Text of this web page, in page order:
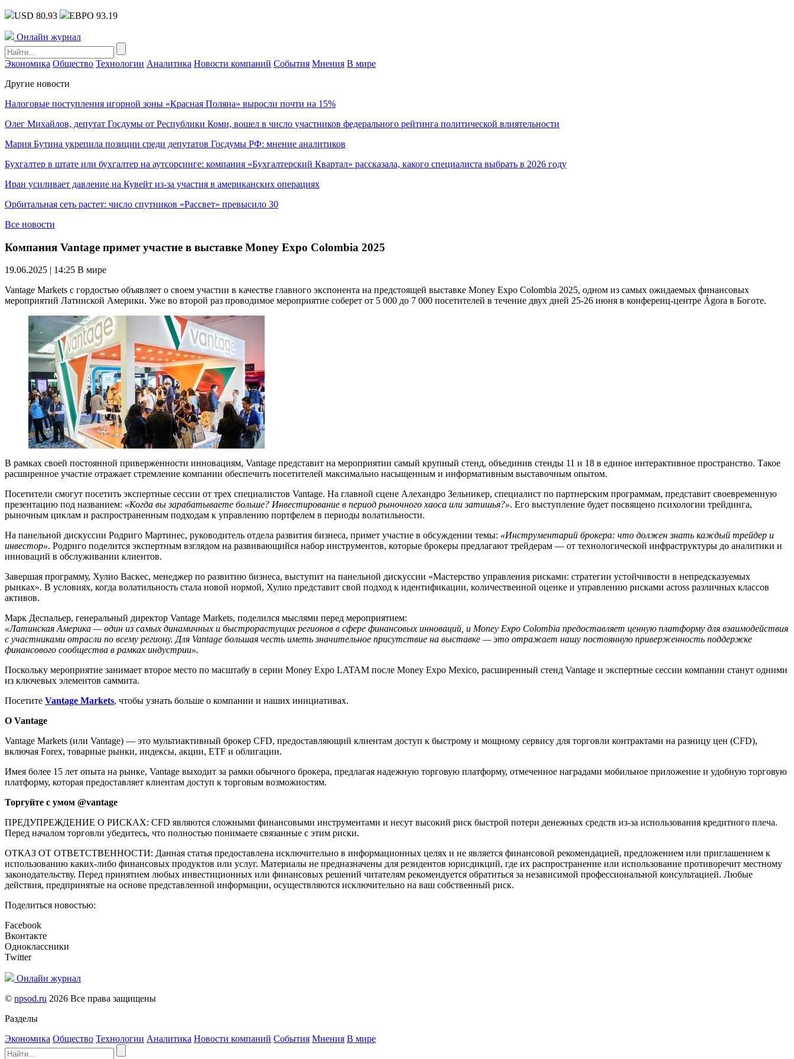
USD 80.93 ЕВРО 93.19
Онлайн журнал
Экономика Общество Технологии Аналитика Новости компаний События Мнения В мире
Другие новости
Налоговые поступления игорной зоны «Красная Поляна» выросли почти на 15%
Олег Михайлов, депутат Госдумы от Республики Коми, вошел в число участников федерального рейтинга политической влиятельности
Мария Бутина укрепила позиции среди депутатов Госдумы РФ: мнение аналитиков
Бухгалтер в штате или бухгалтер на аутсорсинге: компания «Бухгалтерский Квартал» рассказала, какого специалиста выбрать в 2026 году
Иран усиливает давление на Кувейт из-за участия в американских операциях
Орбитальная сеть растет: число спутников «Рассвет» превысило 30
Все новости
Компания Vantage примет участие в выставке Money Expo Colombia 2025
19.06.2025 | 14:25 В мире
Vantage Markets с гордостью объявляет о своем участии в качестве главного экспонента на предстоящей выставке Money Expo Colombia 2025, одном из самых ожидаемых финансовых
мероприятий Латинской Америки. Уже во второй раз проводимое мероприятие соберет от 5 000 до 7 000 посетителей в течение двух дней 25-26 июня в конференц-центре Ágora в Боготе.
В рамках своей постоянной приверженности инновациям, Vantage представит на мероприятии самый крупный стенд, объединив стенды 11 и 18 в единое интерактивное пространство. Такое
расширенное участие отражает стремление компании обеспечить посетителей максимально насыщенным и информативным выставочным опытом.
Посетители смогут посетить экспертные сессии от трех специалистов Vantage. На главной сцене Алехандро Зельникер, специалист по партнерским программам, представит своевременную
презентацию под названием: «Когда вы зарабатываете больше? Инвестирование в период рыночного хаоса или затишья?». Его выступление будет посвящено психологии трейдинга,
рыночным циклам и распространенным подходам к управлению портфелем в периоды волатильности.
На панельной дискуссии Родриго Мартинес, руководитель отдела развития бизнеса, примет участие в обсуждении темы: «Инструментарий брокера: что должен знать каждый трейдер и
инвестор». Родриго поделится экспертным взглядом на развивающийся набор инструментов, которые брокеры предлагают трейдерам — от технологической инфраструктуры до аналитики и
инноваций в обслуживании клиентов.
Завершая программу, Хулио Васкес, менеджер по развитию бизнеса, выступит на панельной дискуссии «Мастерство управления рисками: стратегии устойчивости в непредсказуемых
рынках». В условиях, когда волатильность стала новой нормой, Хулио представит свой подход к идентификации, количественной оценке и управлению рисками across различных классов
активов.
Марк Деспальер, генеральный директор Vantage Markets, поделился мыслями перед мероприятием:
«Латинская Америка — один из самых динамичных и быстрорастущих регионов в сфере финансовых инноваций, и Money Expo Colombia предоставляет ценную платформу для взаимодействия
с участниками отрасли по всему региону. Для Vantage большая честь иметь значительное присутствие на выставке — это отражает нашу постоянную приверженность поддержке
финансового сообщества в рамках индустрии».
Поскольку мероприятие занимает второе место по масштабу в серии Money Expo LATAM после Money Expo Mexico, расширенный стенд Vantage и экспертные сессии компании станут одними
из ключевых элементов саммита.
Посетите Vantage Markets, чтобы узнать больше о компании и наших инициативах.
О Vantage
Vantage Markets (или Vantage) — это мультиактивный брокер CFD, предоставляющий клиентам доступ к быстрому и мощному сервису для торговли контрактами на разницу цен (CFD),
включая Forex, товарные рынки, индексы, акции, ETF и облигации.
Имея более 15 лет опыта на рынке, Vantage выходит за рамки обычного брокера, предлагая надежную торговую платформу, отмеченное наградами мобильное приложение и удобную торговую
платформу, которая предоставляет клиентам доступ к торговым возможностям.
Торгуйте с умом @vantage
ПРЕДУПРЕЖДЕНИЕ О РИСКАХ: CFD являются сложными финансовыми инструментами и несут высокий риск быстрой потери денежных средств из-за использования кредитного плеча.
Перед началом торговли убедитесь, что полностью понимаете связанные с этим риски.
ОТКАЗ ОТ ОТВЕТСТВЕННОСТИ: Данная статья предоставлена исключительно в информационных целях и не является финансовой рекомендацией, предложением или приглашением к
использованию каких-либо финансовых продуктов или услуг. Материалы не предназначены для резидентов юрисдикций, где их распространение или использование противоречит местному
законодательству. Перед принятием любых инвестиционных или финансовых решений читателям рекомендуется обратиться за независимой профессиональной консультацией. Любые
действия, предпринятые на основе представленной информации, осуществляются исключительно на ваш собственный риск.
Поделиться новостью:
Facebook
Вконтакте
Одноклассники
Twitter
Онлайн журнал
© npsod.ru 2026 Все права защищены
Разделы
Экономика Общество Технологии Аналитика Новости компаний События Мнения В мире